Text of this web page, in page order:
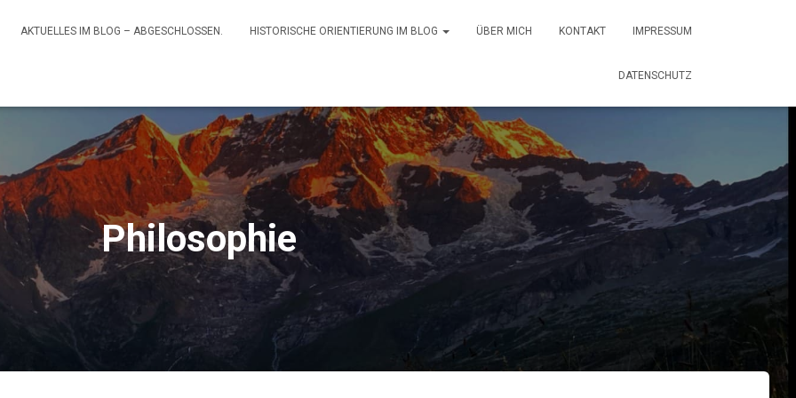
AKTUELLES IM BLOG – ABGESCHLOSSEN. HISTORISCHE ORIENTIERUNG IM BLOG ÜBER MICH KONTAKT IMPRESSUM
DATENSCHUTZ
Philosophie